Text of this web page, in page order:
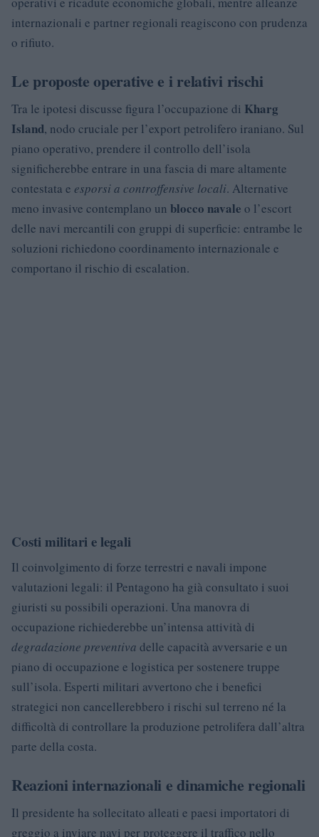
internazionali e partner regionali reagiscono con prudenza
o rifiuto.
Le proposte operative e i relativi rischi
Tra le ipotesi discusse figura l’occupazione di Kharg
Island, nodo cruciale per l’export petrolifero iraniano. Sul
piano operativo, prendere il controllo dell’isola
significherebbe entrare in una fascia di mare altamente
contestata e esporsi a controffensive locali. Alternative
meno invasive contemplano un blocco navale o l’escort
delle navi mercantili con gruppi di superficie: entrambe le
soluzioni richiedono coordinamento internazionale e
comportano il rischio di escalation.
Costi militari e legali
Il coinvolgimento di forze terrestri e navali impone
valutazioni legali: il Pentagono ha già consultato i suoi
giuristi su possibili operazioni. Una manovra di
occupazione richiederebbe un’intensa attività di
degradazione preventiva delle capacità avversarie e un
piano di occupazione e logistica per sostenere truppe
sull’isola. Esperti militari avvertono che i benefici
strategici non cancellerebbero i rischi sul terreno né la
difficoltà di controllare la produzione petrolifera dall’altra
parte della costa.
Reazioni internazionali e dinamiche regionali
Il presidente ha sollecitato alleati e paesi importatori di
greggio a inviare navi per proteggere il traffico nello